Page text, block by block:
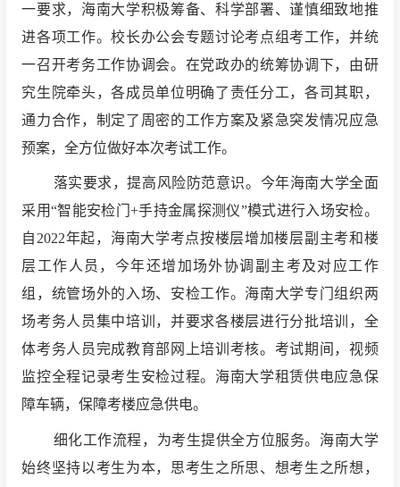
一要求，海南大学积极筹备、科学部署、谨慎细致地推
进各项工作。校长办公会专题讨论考点组考工作，并统
一召开考务工作协调会。在党政办的统筹协调下，由研
究生院牵头，各成员单位明确了责任分工，各司其职，
通力合作，制定了周密的工作方案及紧急突发情况应急
预案，全方位做好本次考试工作。
落实要求，提高风险防范意识。今年海南大学全面
采用“智能安检门+手持金属探测仪”模式进行入场安检。
自2022年起，海南大学考点按楼层增加楼层副主考和楼
层工作人员，今年还增加场外协调副主考及对应工作
组，统管场外的入场、安检工作。海南大学专门组织两
场考务人员集中培训，并要求各楼层进行分批培训，全
体考务人员完成教育部网上培训考核。考试期间，视频
监控全程记录考生安检过程。海南大学租赁供电应急保
障车辆，保障考楼应急供电。
细化工作流程，为考生提供全方位服务。 海南大学
始终坚持以考生为本，思考生之所思、想考生之所想，